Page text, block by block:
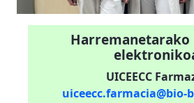
Harremanetarako
UICEECC
uiceecc.farmacia@bio-